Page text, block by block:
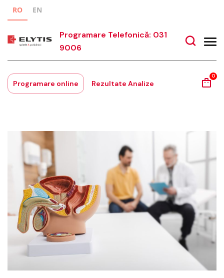
RO EN
Programare Telefonică: 031
9006
Programare online Rezultate Analize
0